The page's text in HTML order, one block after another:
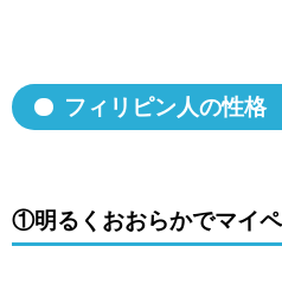
フィリピン人の性格
①明るくおおらかでマイ